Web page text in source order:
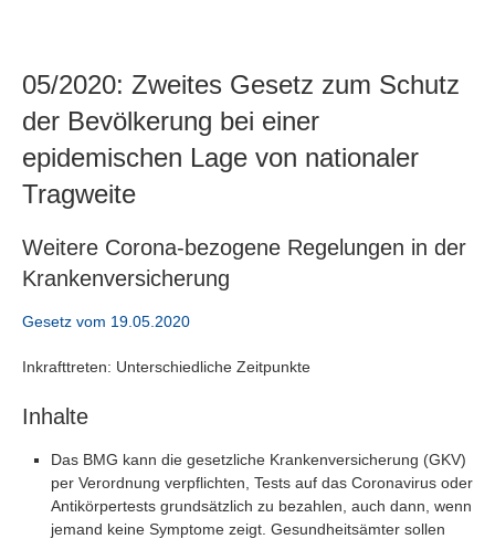
05/2020: Zweites Gesetz zum Schutz
der Bevölkerung bei einer
epidemischen Lage von nationaler
Tragweite
Weitere Corona-bezogene Regelungen in der
Krankenversicherung
Gesetz vom 19.05.2020
Inkrafttreten: Unterschiedliche Zeitpunkte
Inhalte
Das BMG kann die gesetzliche Krankenversicherung (GKV)
per Verordnung verpflichten, Tests auf das Coronavirus oder
Antikörpertests grundsätzlich zu bezahlen, auch dann, wenn
jemand keine Symptome zeigt. Gesundheitsämter sollen